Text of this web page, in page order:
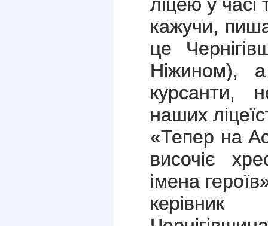
кажучи,
це
Ніжином),
курсанти,
наших
«Тепер на
височіє
імена
керівник